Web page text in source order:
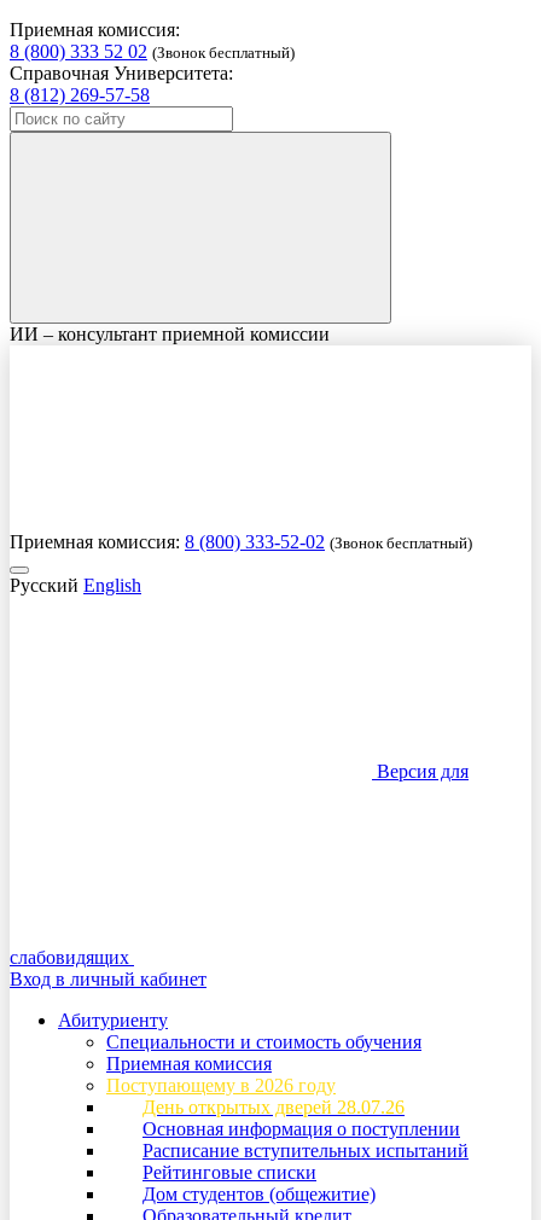
Приемная комиссия:
8 (800) 333 52 02 (Звонок бесплатный)
Справочная Университета:
8 (812) 269-57-58
ИИ – консультант приемной комиссии
Приемная комиссия: 8 (800) 333-52-02 (Звонок бесплатный)
Русский English
Версия для
слабовидящих
Вход в личный кабинет
Абитуриенту
Специальности и стоимость обучения
Приемная комиссия
Поступающему в 2026 году
День открытых дверей 28.07.26
Основная информация о поступлении
Расписание вступительных испытаний
Рейтинговые списки
Дом студентов (общежитие)
Образовательный кредит